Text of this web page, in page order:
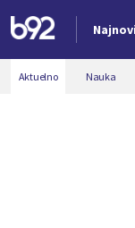
Nova vest
Aktuelno Nauka